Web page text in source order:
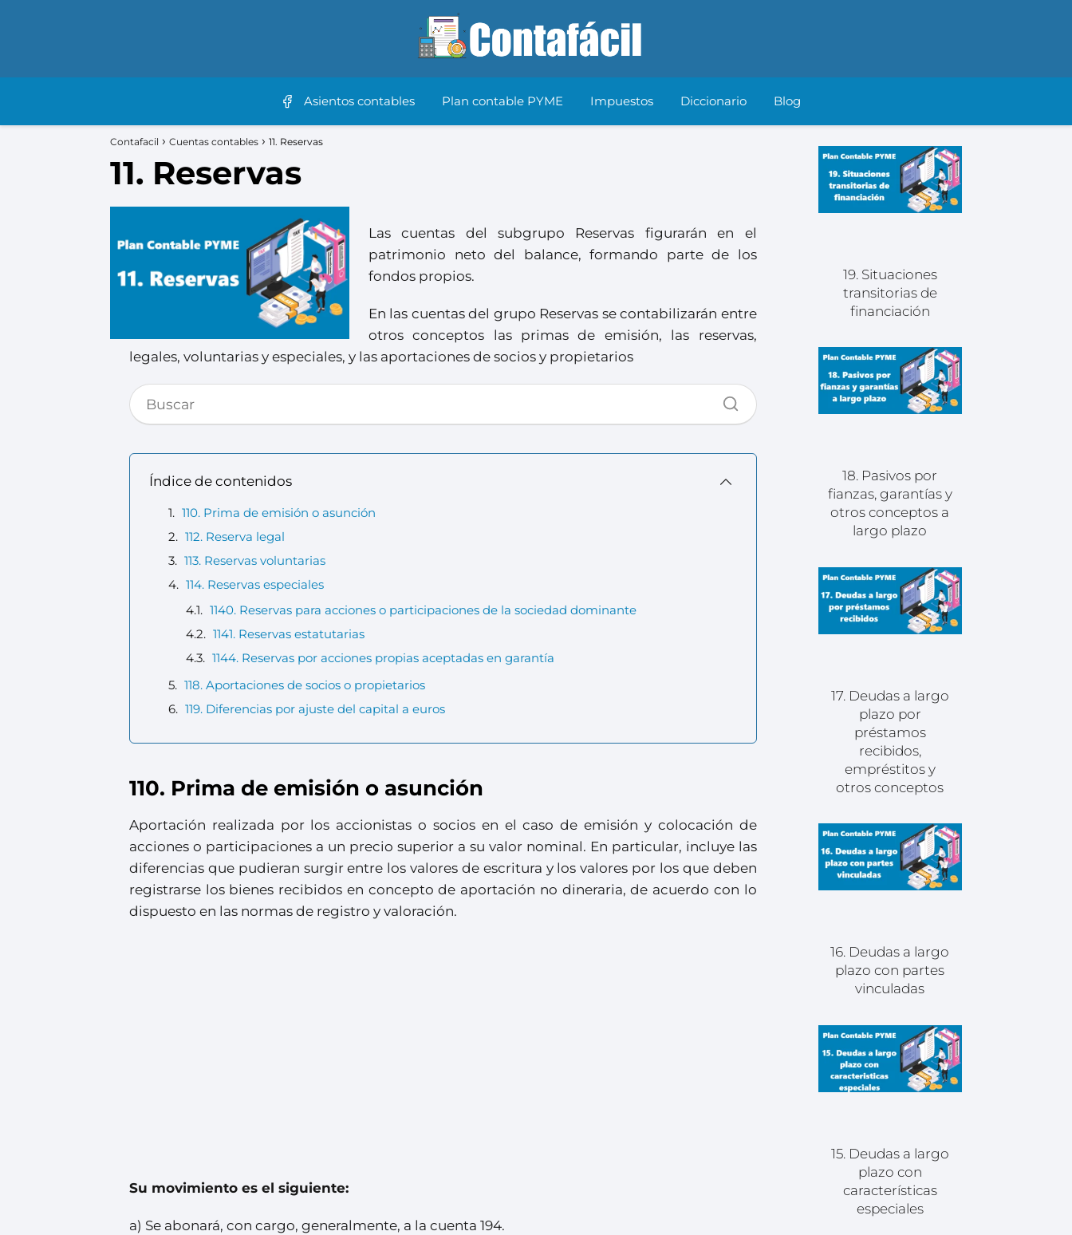
Asientos contables Plan contable PYME Impuestos Diccionario Blog
Contafacil Cuentas contables 11. Reservas
11. Reservas
Las cuentas del subgrupo Reservas figurarán en el
patrimonio neto del balance, formando parte de los
fondos propios.
En las cuentas del grupo Reservas se contabilizarán entre
otros conceptos las primas de emisión, las reservas,
legales, voluntarias y especiales, y las aportaciones de socios y propietarios
Índice de contenidos
110. Prima de emisión o asunción
112. Reserva legal
113. Reservas voluntarias
114. Reservas especiales
1140. Reservas para acciones o participaciones de la sociedad dominante
1141. Reservas estatutarias
1144. Reservas por acciones propias aceptadas en garantía
118. Aportaciones de socios o propietarios
119. Diferencias por ajuste del capital a euros
110. Prima de emisión o asunción
Aportación realizada por los accionistas o socios en el caso de emisión y colocación de
acciones o participaciones a un precio superior a su valor nominal. En particular, incluye las
diferencias que pudieran surgir entre los valores de escritura y los valores por los que deben
registrarse los bienes recibidos en concepto de aportación no dineraria, de acuerdo con lo
dispuesto en las normas de registro y valoración.
Su movimiento es el siguiente:
a) Se abonará, con cargo, generalmente, a la cuenta 194.
19. Situaciones
transitorias de
financiación
18. Pasivos por
fianzas, garantías y
otros conceptos a
largo plazo
17. Deudas a largo
plazo por
préstamos
recibidos,
empréstitos y
otros conceptos
16. Deudas a largo
plazo con partes
vinculadas
15. Deudas a largo
plazo con
características
especiales